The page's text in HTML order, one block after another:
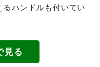
るハンドルも付いてい
見る